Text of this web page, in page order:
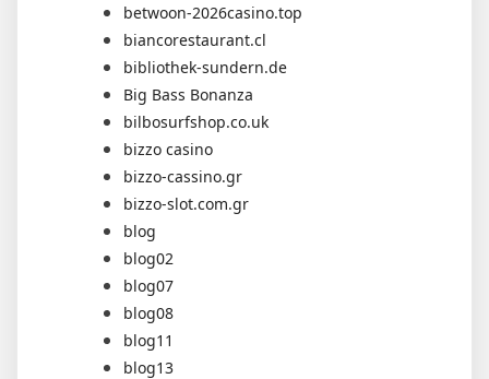
betwoon-2026casino.top
biancorestaurant.cl
bibliothek-sundern.de
Big Bass Bonanza
bilbosurfshop.co.uk
bizzo casino
bizzo-cassino.gr
bizzo-slot.com.gr
blog
blog02
blog07
blog08
blog11
blog13